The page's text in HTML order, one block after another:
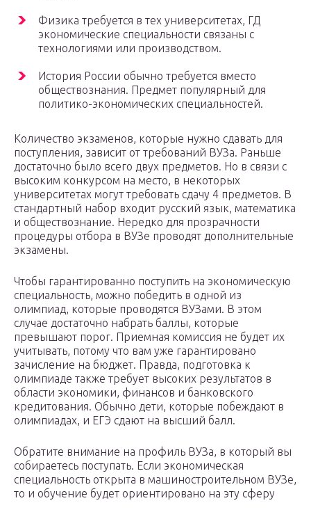
Физика требуется в тех университетах, ГД
экономические специальности связаны с
технологиями или производством.
История России обычно требуется вместо
обществознания. Предмет популярный для
политико-экономических специальностей.
Количество экзаменов, которые нужно сдавать для
поступления, зависит от требований ВУЗа. Раньше
достаточно было всего двух предметов. Но в связи с
высоким конкурсом на место, в некоторых
университетах могут требовать сдачу 4 предметов. В
стандартный набор входит русский язык, математика
и обществознание. Нередко для прозрачности
процедуры отбора в ВУЗе проводят дополнительные
экзамены.
Чтобы гарантированно поступить на экономическую
специальность, можно победить в одной из
олимпиад, которые проводятся ВУЗами. В этом
случае достаточно набрать баллы, которые
превышают порог. Приемная комиссия не будет их
учитывать, потому что вам уже гарантировано
зачисление на бюджет. Правда, подготовка к
олимпиаде также требует высоких результатов в
области экономики, финансов и банковского
кредитования. Обычно дети, которые побеждают в
олимпиадах, и ЕГЭ сдают на высший балл.
Обратите внимание на профиль ВУЗа, в который вы
собираетесь поступать. Если экономическая
специальность открыта в машиностроительном ВУЗе,
то и обучение будет ориентировано на эту сферу